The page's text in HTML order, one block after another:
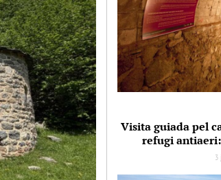
Visita guiada pel
refugi
3